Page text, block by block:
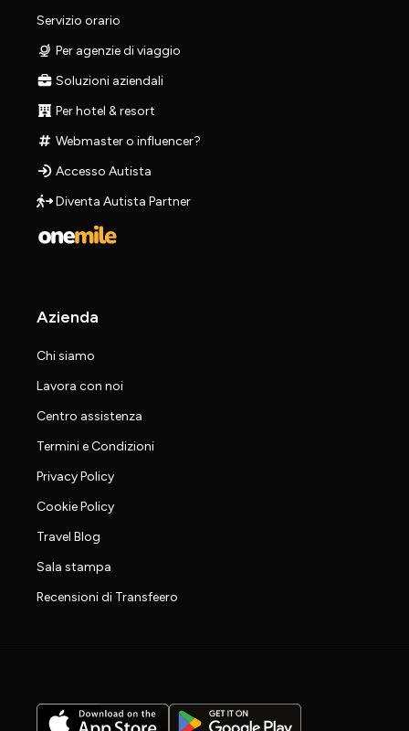
Servizio orario
Per agenzie di viaggio
Soluzioni aziendali
Per hotel & resort
Webmaster o influencer?
Accesso Autista
Diventa Autista Partner
Azienda
Chi siamo
Lavora con noi
Centro assistenza
Termini e Condizioni
Privacy Policy
Cookie Policy
Travel Blog
Sala stampa
Recensioni di Transfeero